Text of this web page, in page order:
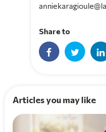
Share to
Articles you may like